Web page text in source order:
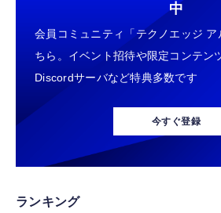
中
会員コミュニティ「テクノエッジ ア
ちら。イベント招待や限定コンテン
Discordサーバなど特典多数です
今すぐ登録
ランキング